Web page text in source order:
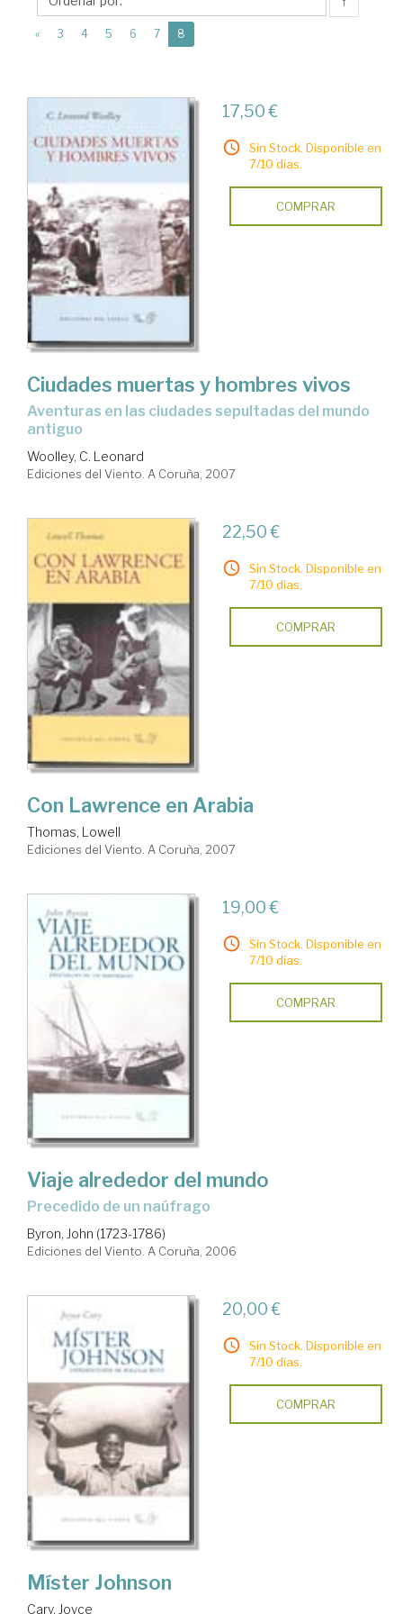
del
« 3 4 5 6 7 8
17,50 €
Sin Stock. Disponible en
7/10 días.
COMPRAR
Ciudades muertas y hombres vivos
aventuras en las ciudades sepultadas del mundo
antiguo
Woolley, C. Leonard
Ediciones del Viento. A Coruña, 2007
22,50 €
Sin Stock. Disponible en
7/10 días.
COMPRAR
Con Lawrence en Arabia
Thomas, Lowell
Ediciones del Viento. A Coruña, 2007
19,00 €
Sin Stock. Disponible en
7/10 días.
COMPRAR
Viaje alrededor del mundo
precedido de un naúfrago
Byron, John (1723-1786)
Ediciones del Viento. A Coruña, 2006
20,00 €
Sin Stock. Disponible en
7/10 días.
COMPRAR
Míster Johnson
Cary, Joyce